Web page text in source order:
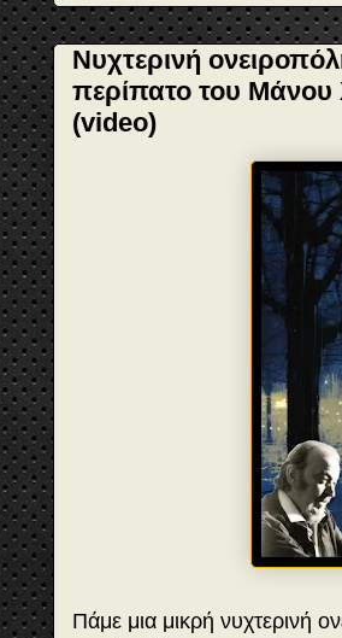
Νυχτερινή
περίπατο του Μάνου
(video)
Πάμε μια μικρή νυχτερινή